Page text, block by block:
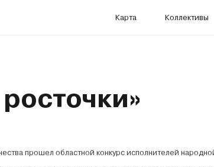
Карта Коллективы
прошел областной конкурс исполнителей